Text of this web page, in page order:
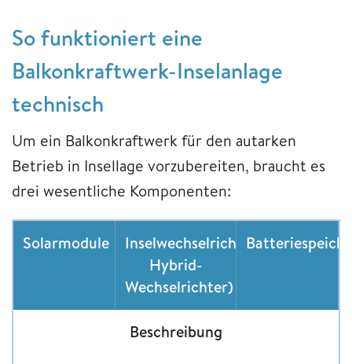
So funktioniert eine
Balkonkraftwerk-Inselanlage
technisch
Um ein Balkonkraftwerk für den autarken
Betrieb in Insellage vorzubereiten, braucht es
drei wesentliche Komponenten:
Solarmodule
Inselwechselrichter(oder
Hybrid-
Wechselrichter)
Beschreibung